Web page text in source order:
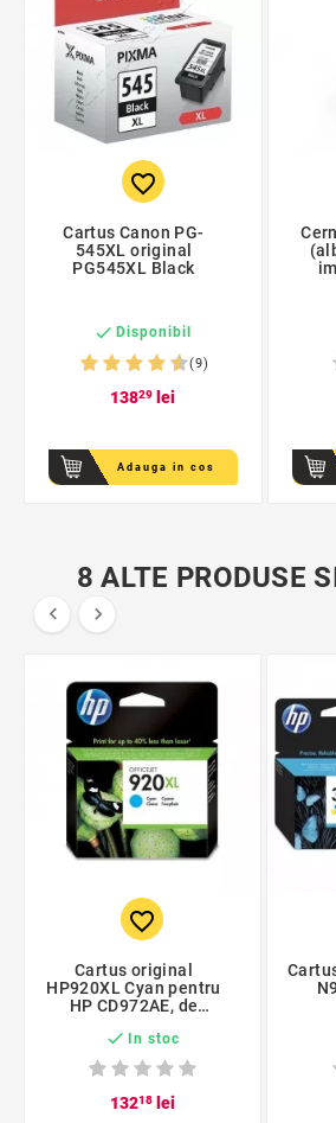
favorite_border
Cartus Canon PG-
545XL original
PG545XL Black
 Disponibil
(9)
13829 lei
Adauga in cos
8 ALTE PRODUSE
 
favorite_border
Cartus original
HP920XL Cyan pentru
HP CD972AE, de
 In stoc
13218lei